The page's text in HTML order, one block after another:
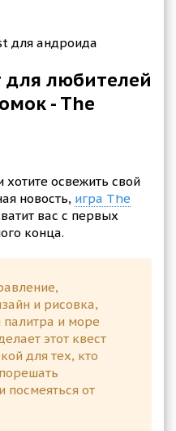
для любителей
- The
хотите освежить свой
новость, игра The
вас с первых
конца.
и рисовка,
палитра и море
этот квест
для тех, кто
посмеяться от